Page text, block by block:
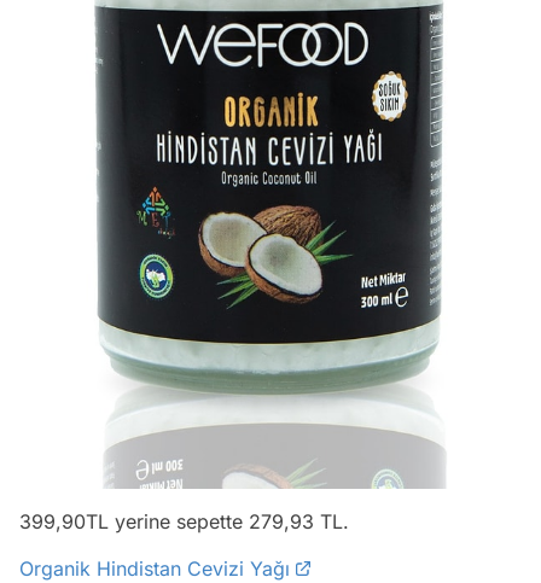
399,90TL yerine sepette 279,93 TL.
Organik Hindistan Cevizi Yağı